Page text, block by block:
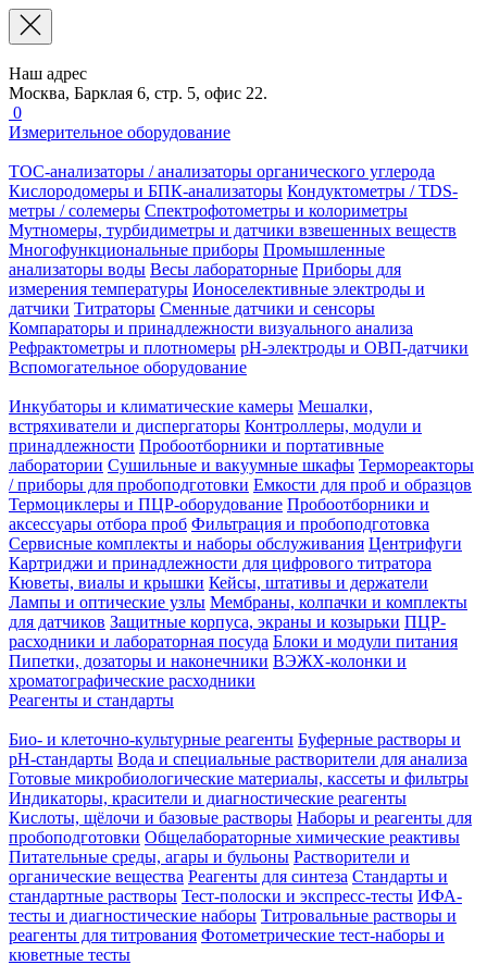
Наш адрес
Москва, Барклая 6, стр. 5, офис 22.
0
Измерительное оборудование
TOC-анализаторы / анализаторы органического углерода
Кислородомеры и БПК-анализаторы Кондуктометры / TDS-
метры / солемеры Спектрофотометры и колориметры
Мутномеры, турбидиметры и датчики взвешенных веществ
Многофункциональные приборы Промышленные
анализаторы воды Весы лабораторные Приборы для
измерения температуры Ионоселективные электроды и
датчики Титраторы Сменные датчики и сенсоры
Компараторы и принадлежности визуального анализа
Рефрактометры и плотномеры pH-электроды и ОВП-датчики
Вспомогательное оборудование
Инкубаторы и климатические камеры Мешалки,
встряхиватели и диспергаторы Контроллеры, модули и
принадлежности Пробоотборники и портативные
лаборатории Сушильные и вакуумные шкафы Термореакторы
/ приборы для пробоподготовки Емкости для проб и образцов
Термоциклеры и ПЦР-оборудование Пробоотборники и
аксессуары отбора проб Фильтрация и пробоподготовка
Сервисные комплекты и наборы обслуживания Центрифуги
Картриджи и принадлежности для цифрового титратора
Кюветы, виалы и крышки Кейсы, штативы и держатели
Лампы и оптические узлы Мембраны, колпачки и комплекты
для датчиков Защитные корпуса, экраны и козырьки ПЦР-
расходники и лабораторная посуда Блоки и модули питания
Пипетки, дозаторы и наконечники ВЭЖХ-колонки и
хроматографические расходники
Реагенты и стандарты
Био- и клеточно-культурные реагенты Буферные растворы и
pH-стандарты Вода и специальные растворители для анализа
Готовые микробиологические материалы, кассеты и фильтры
Индикаторы, красители и диагностические реагенты
Кислоты, щёлочи и базовые растворы Наборы и реагенты для
пробоподготовки Общелабораторные химические реактивы
Питательные среды, агары и бульоны Растворители и
органические вещества Реагенты для синтеза Стандарты и
стандартные растворы Тест-полоски и экспресс-тесты ИФА-
тесты и диагностические наборы Титровальные растворы и
реагенты для титрования Фотометрические тест-наборы и
кюветные тесты